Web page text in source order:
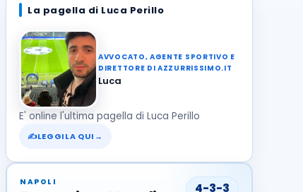
La pagella di Luca Perillo
AVVOCATO, AGENTE SPORTIVO E
DIRETTORE DI AZZURRISSIMO.IT
Luca
E' online l'ultima pagella di Luca Perillo
✍LEGGILA QUI →
NAPOLI 4-3-3